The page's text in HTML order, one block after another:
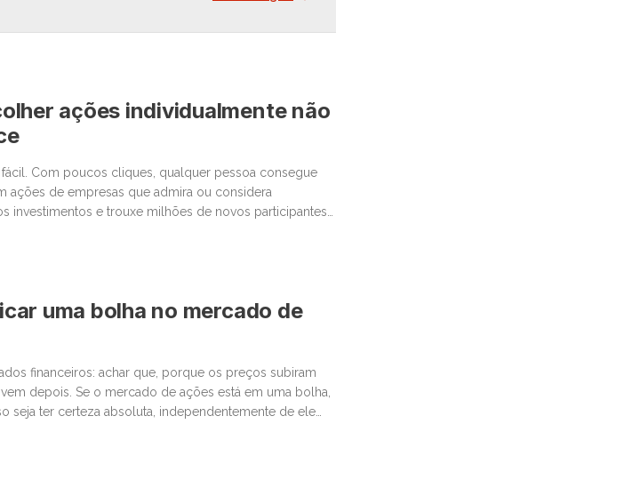
ações individualmente não
Com poucos cliques, qualquer pessoa consegue
ações de empresas que admira ou considera
investimentos e trouxe milhões de novos participantes
uma bolha no mercado de
financeiros: achar que, porque os preços subiram
depois. Se o mercado de ações está em uma bolha,
seja ter certeza absoluta, independentemente de ele